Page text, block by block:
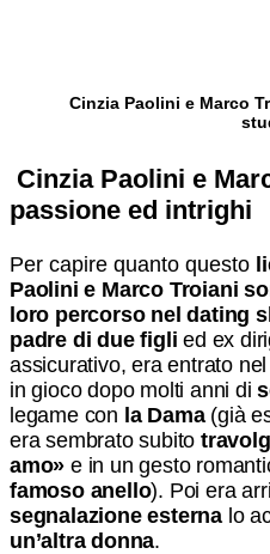
Cinzia Paolini e Marco
Cinzia Paolini e
passione ed intrighi
Per capire quanto questo
Paolini e Marco Troiani
loro percorso nel dating
padre di due figli ed ex
assicurativo, era entrato
in gioco dopo molti anni di
legame con la Dama(già
era sembrato subito
amo» e in un gesto
famoso anello). Poi era
segnalazione esterna lo
un’altra donna.